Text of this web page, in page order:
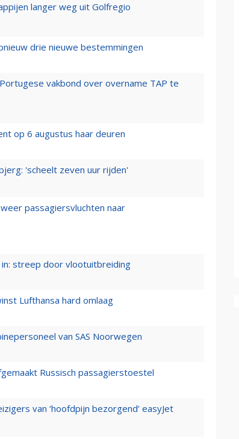
langer weg uit Golfregio
drie nieuwe bestemmingen
vakbond over overname TAP te
op 6 augustus haar deuren
'scheelt zeven uur rijden'
passagiersvluchten naar
streep door vlootuitbreiding
Lufthansa hard omlaag
van SAS Noorwegen
Russisch passagierstoestel
van ‘hoofdpijn bezorgend’ easyJet